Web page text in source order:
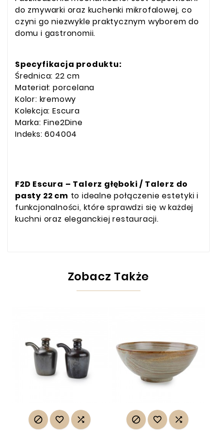
do zmywarki oraz kuchenki mikrofalowej, co
czyni go niezwykle praktycznym wyborem do
domu i gastronomii.
Specyfikacja produktu:
Średnica: 22 cm
Materiał: porcelana
Kolor: kremowy
Kolekcja: Escura
Marka: Fine2Dine
Indeks: 604004
F2D Escura – Talerz głęboki / Talerz do
pasty 22 cm to idealne połączenie estetyki i
funkcjonalności, które sprawdzi się w każdej
kuchni oraz eleganckiej restauracji.
Zobacz Także
     